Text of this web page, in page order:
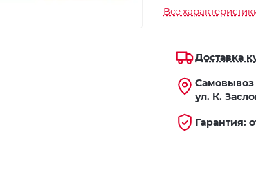
Все
Доставка
Самовывоз
ул. К.
Гарантия: